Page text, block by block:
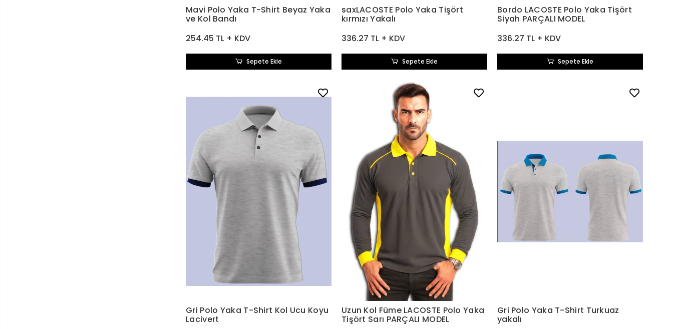
Mavi Polo Yaka T-Shirt Beyaz Yaka
ve Kol Bandı
254.45 TL + KDV
Sepete Ekle
saxLACOSTE Polo Yaka Tişört
kırmızı Yakalı
336.27 TL + KDV
Sepete Ekle
Bordo LACOSTE Polo Yaka Tişört
Siyah PARÇALI MODEL
336.27 TL + KDV
Sepete Ekle
Gri Polo Yaka T-Shirt Kol Ucu Koyu
Lacivert
Uzun Kol Füme LACOSTE Polo Yaka
Tişört Sarı PARÇALI MODEL
Gri Polo Yaka T-Shirt Turkuaz
yakalı